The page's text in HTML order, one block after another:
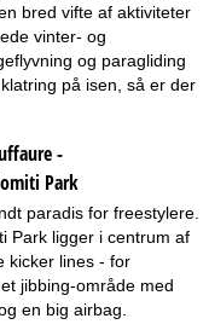
bred vifte af aktiviteter
vinter- og
og paragliding
på isen, så er der
-
Park
paradis for freestylere.
Park ligger i centrum af
kicker lines - for
jibbing-område med
en big airbag.